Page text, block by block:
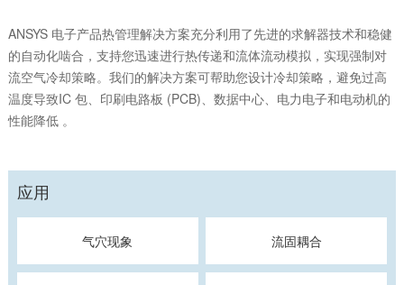
ANSYS 电子产品热管理解决方案充分利用了先进的求解器技术和稳健
的自动化啮合，支持您迅速进行热传递和流体流动模拟，实现强制对
流空气冷却策略。我们的解决方案可帮助您设计冷却策略，避免过高
温度导致IC 包、印刷电路板 (PCB)、数据中心、电力电子和电动机的
性能降低 。
应用
气穴现象 流固耦合